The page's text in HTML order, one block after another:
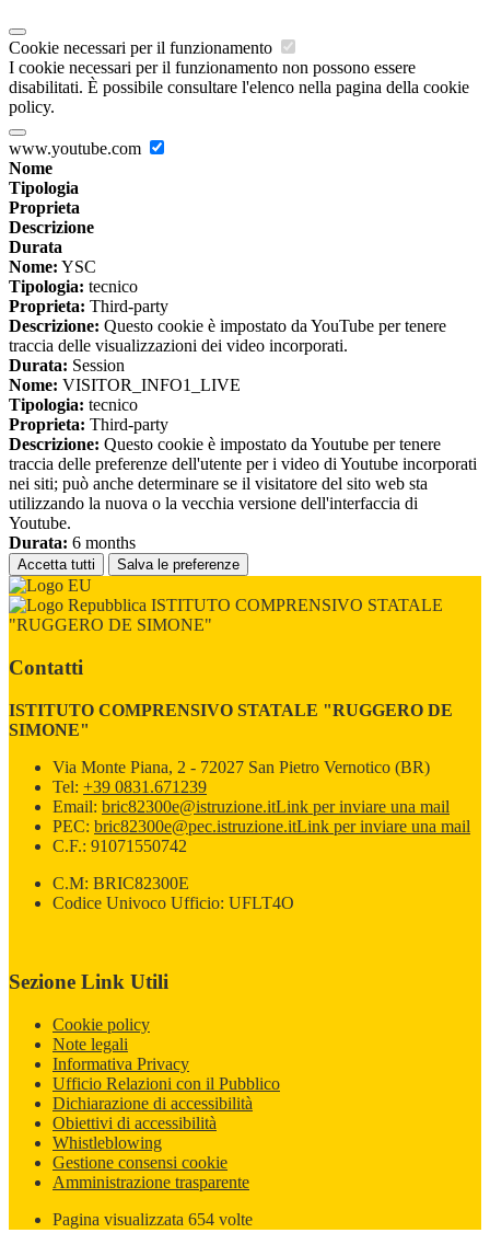
Cookie necessari per il funzionamento
I cookie necessari per il funzionamento non possono essere
disabilitati. È possibile consultare l'elenco nella pagina della cookie
policy.
www.youtube.com
Nome
Tipologia
Proprieta
Descrizione
Durata
Nome: YSC
Tipologia: tecnico
Proprieta: Third-party
Descrizione: Questo cookie è impostato da YouTube per tenere
traccia delle visualizzazioni dei video incorporati.
Durata: Session
Nome: VISITOR_INFO1_LIVE
Tipologia: tecnico
Proprieta: Third-party
Descrizione: Questo cookie è impostato da Youtube per tenere
traccia delle preferenze dell'utente per i video di Youtube incorporati
nei siti; può anche determinare se il visitatore del sito web sta
utilizzando la nuova o la vecchia versione dell'interfaccia di
Youtube.
Durata: 6 months
Accetta tutti Salva le preferenze
ISTITUTO COMPRENSIVO STATALE
"RUGGERO DE SIMONE"
Contatti
ISTITUTO COMPRENSIVO STATALE "RUGGERO DE
SIMONE"
Via Monte Piana, 2 - 72027 San Pietro Vernotico (BR)
Tel: +39 0831.671239
Email: bric82300e@istruzione.itLink per inviare una mail
PEC: bric82300e@pec.istruzione.itLink per inviare una mail
C.F.: 91071550742
C.M: BRIC82300E
Codice Univoco Ufficio: UFLT4O
Sezione Link Utili
Cookie policy
Note legali
Informativa Privacy
Ufficio Relazioni con il Pubblico
Dichiarazione di accessibilità
Obiettivi di accessibilità
Whistleblowing
Gestione consensi cookie
Amministrazione trasparente
Pagina visualizzata 654 volte